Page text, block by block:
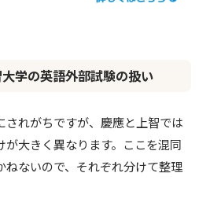
学の英語外部試験の扱い
されがちですが、慶應と上智では
大きく異なります。ここを混同
ねないので、それぞれ分けて整理